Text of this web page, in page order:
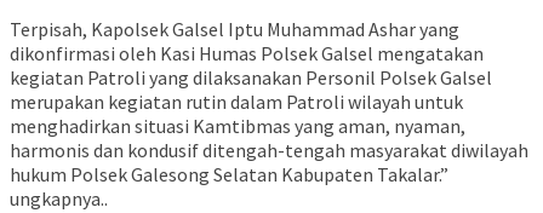
Terpisah, Kapolsek Galsel Iptu Muhammad Ashar yang
dikonfirmasi oleh Kasi Humas Polsek Galsel mengatakan
kegiatan Patroli yang dilaksanakan Personil Polsek Galsel
merupakan kegiatan rutin dalam Patroli wilayah untuk
menghadirkan situasi Kamtibmas yang aman, nyaman,
harmonis dan kondusif ditengah-tengah masyarakat diwilayah
hukum Polsek Galesong Selatan Kabupaten Takalar.”
ungkapnya..